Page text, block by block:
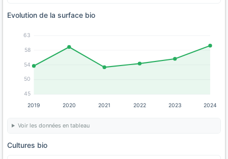
Evolution de la surface bio
45
50
54
58
63
2019 2020 2021 2022 2023 2024
Voir les données en tableau
Cultures bio